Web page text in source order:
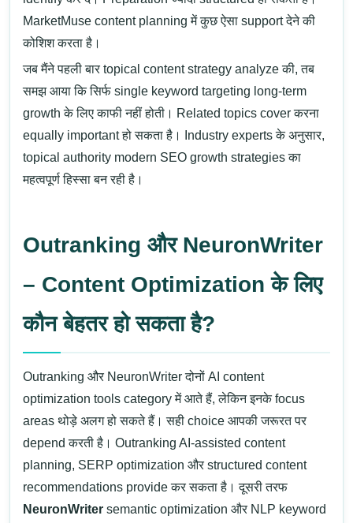
MarketMuse content planning में कुछ ऐसा support देने की
कोशिश करता है।
जब मैंने पहली बार topical content strategy analyze की, तब
समझ आया कि सिर्फ single keyword targeting long-term
growth के लिए काफी नहीं होती। Related topics cover करना
equally important हो सकता है।
Industry experts के अनुसार,
topical authority modern SEO growth strategies का
महत्वपूर्ण हिस्सा बन रही है।
Outranking और NeuronWriter
– Content Optimization के लिए
कौन बेहतर हो सकता है?
Outranking और NeuronWriterदोनों AI content
optimization tools category में आते हैं, लेकिन इनके focus
areas थोड़े अलग हो सकते हैं। सही choice आपकी जरूरत पर
depend करती है। Outranking AI-assisted content
planning, SERP optimization और structured content
recommendations provide कर सकता है। दूसरी तरफ
NeuronWriter semantic optimization और NLP keyword